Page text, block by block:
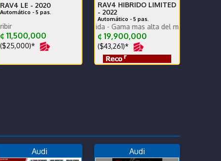
RAV4 LE - 2020
Automático - 5 pas.
Exc estado para inscribir
¢ 11,500,000
($25,000)*
RAV4 HIBRIDO LIMITED
- 2022
Automático - 5 pas.
Limited Híbrida - Gama mas alta del modelo. Proteccion PPF
¢ 19,900,000
($43,261)*
Audi Audi